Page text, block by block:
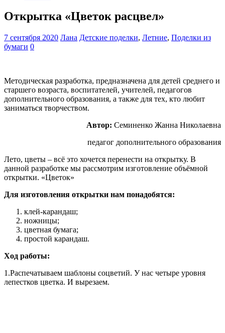
Открытка «Цветок расцвел»
7 сентября 2020 Лана Детские поделки, Летние, Поделки из
бумаги 0
Методическая разработка, предназначена для детей среднего и
старшего возраста, воспитателей, учителей, педагогов
дополнительного образования, а также для тех, кто любит
заниматься творчеством.
Автор: Семиненко Жанна Николаевна
педагог дополнительного образования
Лето, цветы – всё это хочется перенести на открытку. В
данной разработке мы рассмотрим изготовление объёмной
открытки. «Цветок»
Для изготовления открытки нам понадобятся:
клей-карандаш;
ножницы;
цветная бумага;
простой карандаш.
Ход работы:
1.Распечатываем шаблоны соцветий. У нас четыре уровня
лепестков цветка. И вырезаем.